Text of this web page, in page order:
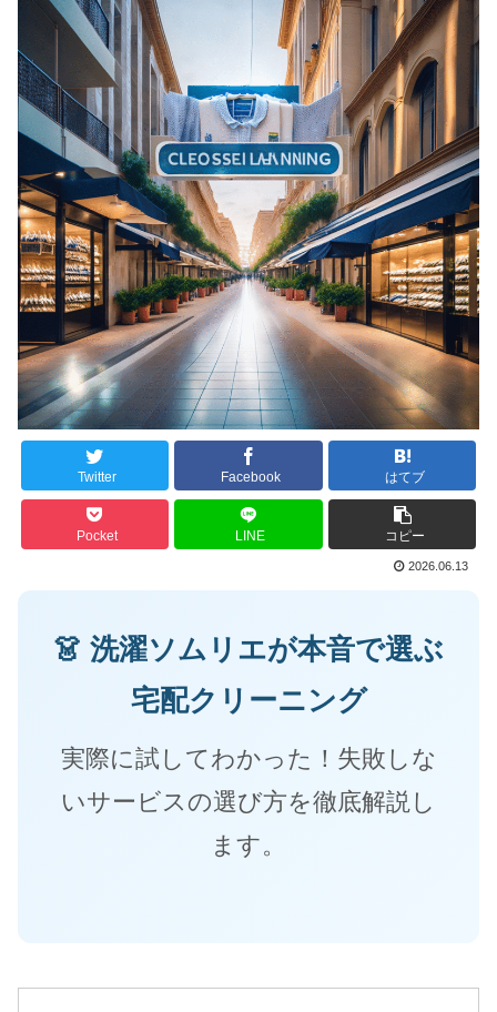
Twitter Facebook はてブ
Pocket LINE コピー
2026.06.13
👗 洗濯ソムリエが本音で選ぶ
宅配クリーニング
実際に試してわかった！失敗しな
いサービスの選び方を徹底解説し
ます。